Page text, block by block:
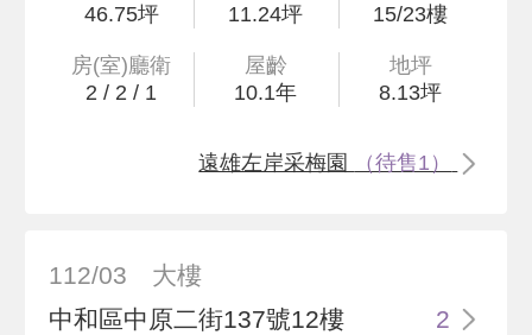
46.75坪
11.24坪
15/23樓
房(室)廳衛
2 / 2 / 1
屋齡
10.1年
地坪
8.13坪
遠雄左岸采梅園 （待售1）
112/03
大樓
中和區中原二街137號12樓
2